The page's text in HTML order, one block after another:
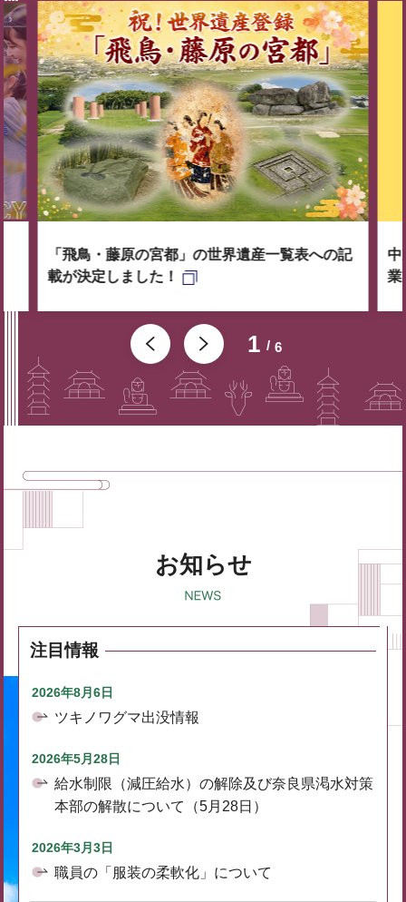
1 6
「飛鳥・藤原の宮都」の世界遺産一覧表への記
載が決定しました！
中
業
お知らせ
注目情報
2026年8月6日
ツキノワグマ出没情報
2026年5月28日
給水制限（減圧給水）の解除及び奈良県渇水対策
本部の解散について（5月28日）
2026年3月3日
職員の「服装の柔軟化」について